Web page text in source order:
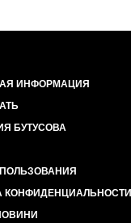
ИНФОРМАЦИЯ
БУТУСОВА
КОНФИДЕНЦИАЛЬНОСТИ